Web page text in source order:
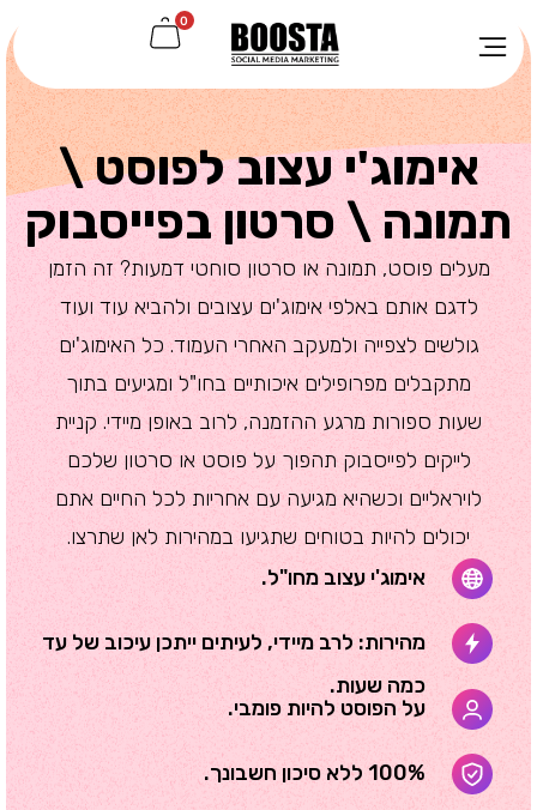
0
אימוג'י עצוב לפוסט \
תמונה \ סרטון בפייסבוק
מעלים פוסט, תמונה או סרטון סוחטי דמעות? זה הזמן
לדגם אותם באלפי אימוג'ים עצובים ולהביא עוד ועוד
גולשים לצפייה ולמעקב האחרי העמוד. כל האימוג'ים
מתקבלים מפרופילים איכותיים בחו"ל ומגיעים בתוך
שעות ספורות מרגע ההזמנה, לרוב באופן מיידי. קניית
לייקים לפייסבוק תהפוך על פוסט או סרטון שלכם
לויראליים וכשהיא מגיעה עם אחריות לכל החיים אתם
יכולים להיות בטוחים שתגיעו במהירות לאן שתרצו.
אימוג'י עצוב מחו"ל.
מהירות: לרב מיידי, לעיתים ייתכן עיכוב של עד
כמה שעות.
על הפוסט להיות פומבי.
100% ללא סיכון חשבונך.